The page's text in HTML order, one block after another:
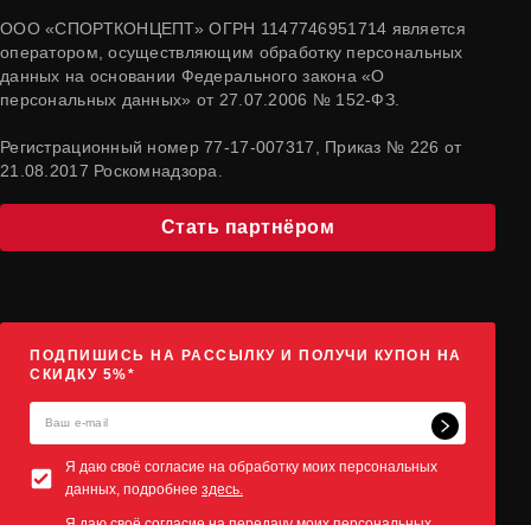
ООО «СПОРТКОНЦЕПТ» ОГРН 1147746951714 является
оператором, осуществляющим обработку персональных
данных на основании Федерального закона «О
персональных данных» от 27.07.2006 № 152-ФЗ.
Регистрационный номер 77-17-007317, Приказ № 226 от
21.08.2017 Роскомнадзора.
Стать партнёром
ПОДПИШИСЬ НА РАССЫЛКУ И ПОЛУЧИ КУПОН НА
СКИДКУ 5%*
Я даю своё согласие на обработку моих персональных
данных, подробнее здесь.